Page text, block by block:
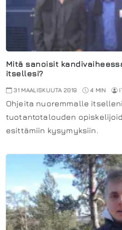
Mitä sanoisit
itsellesi?
31 MAALISKUUTA 2019 4 MIN
Ohjeita nuoremmalle
tuotantotalouden
esittämiin kysymyksiin.